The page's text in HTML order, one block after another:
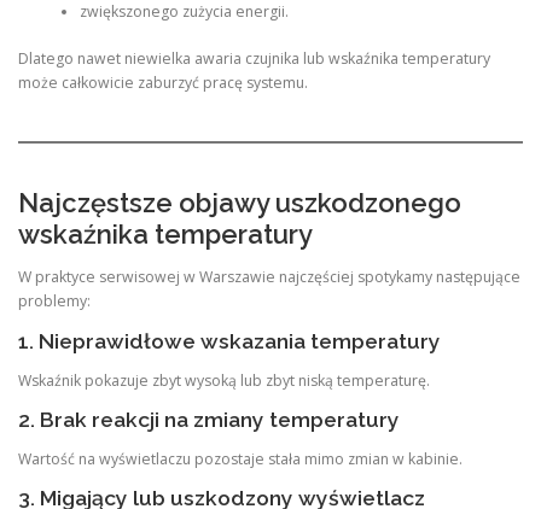
zwiększonego zużycia energii.
Dlatego nawet niewielka awaria czujnika lub wskaźnika temperatury
może całkowicie zaburzyć pracę systemu.
Najczęstsze objawy uszkodzonego
wskaźnika temperatury
W praktyce serwisowej w Warszawie najczęściej spotykamy następujące
problemy:
1. Nieprawidłowe wskazania temperatury
Wskaźnik pokazuje zbyt wysoką lub zbyt niską temperaturę.
2. Brak reakcji na zmiany temperatury
Wartość na wyświetlaczu pozostaje stała mimo zmian w kabinie.
3. Migający lub uszkodzony wyświetlacz